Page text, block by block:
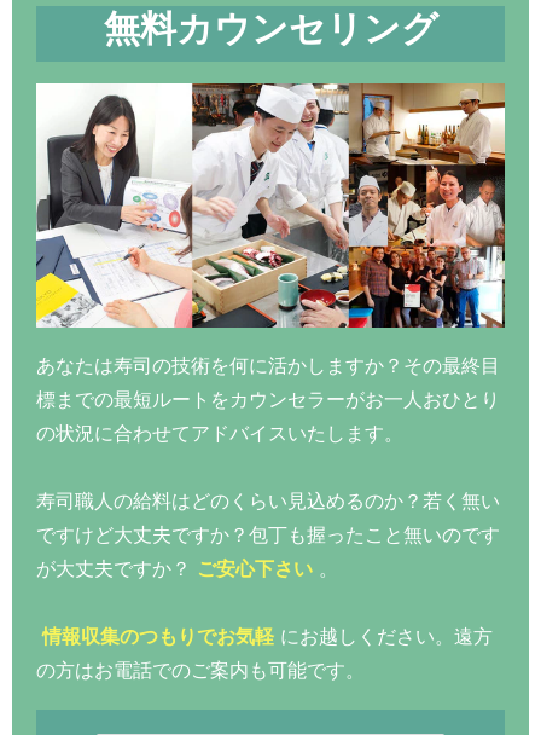
無料カウンセリング
あなたは寿司の技術を何に活かしますか？その最終目
標までの最短ルートをカウンセラーがお一人おひとり
の状況に合わせてアドバイスいたします。
寿司職人の給料はどのくらい見込めるのか？若く無い
ですけど大丈夫ですか？包丁も握ったこと無いのです
が大丈夫ですか？
ご安心下さい 。
情報収集のつもりでお気軽 にお越しください。遠方
の方はお電話でのご案内も可能です。